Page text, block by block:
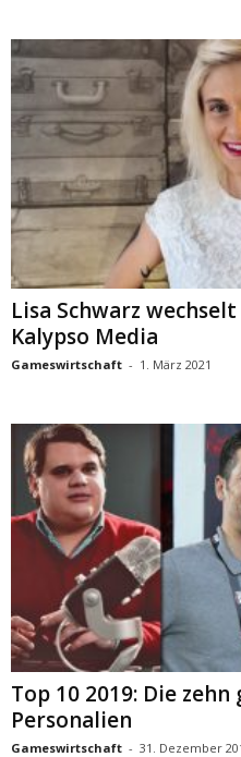
Lisa Schwarz
Kalypso Media
Gameswirtschaft - 1. März 2021
Top 10 2019: Die
Personalien
Gameswirtschaft - 31. Dezember